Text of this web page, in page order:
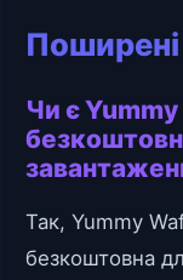
Чи є
Так, Yummy
безкоштовна